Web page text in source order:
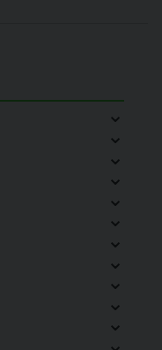
⌄
⌄
⌄
⌄
⌄
⌄
⌄
⌄
⌄
⌄
⌄
⌄